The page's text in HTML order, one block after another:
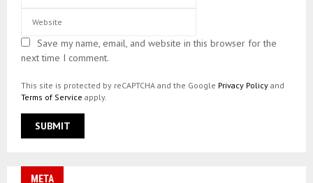
Save my name, email, and website in this browser for the
next time I comment.
This site is protected by reCAPTCHA and the Google Privacy Policy and
Terms of Service apply.
META